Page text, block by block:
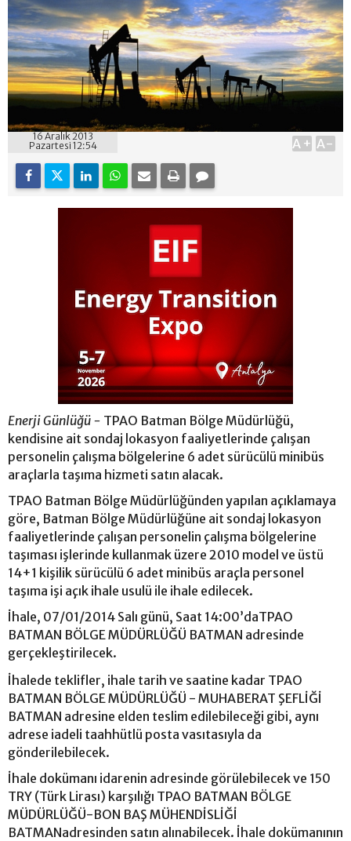
16 Aralık 2013
Pazartesi 12:54
A+ A-
Enerji Günlüğü - TPAO Batman Bölge Müdürlüğü,
kendisine ait sondaj lokasyon faaliyetlerinde çalışan
personelin çalışma bölgelerine 6 adet sürücülü minibüs
araçlarla taşıma hizmeti satın alacak.
TPAO Batman Bölge Müdürlüğünden yapılan açıklamaya
göre, Batman Bölge Müdürlüğüne ait sondaj lokasyon
faaliyetlerinde çalışan personelin çalışma bölgelerine
taşıması işlerinde kullanmak üzere 2010 model ve üstü
14+1 kişilik sürücülü 6 adet minibüs araçla personel
taşıma işi açık ihale usulü ile ihale edilecek.
İhale, 07/01/2014 Salı günü, Saat 14:00’daTPAO
BATMAN BÖLGE MÜDÜRLÜĞÜ BATMAN adresinde
gerçekleştirilecek.
İhalede teklifler, ihale tarih ve saatine kadar TPAO
BATMAN BÖLGE MÜDÜRLÜĞÜ - MUHABERAT ŞEFLİĞİ
BATMAN adresine elden teslim edilebileceği gibi, aynı
adrese iadeli taahhütlü posta vasıtasıyla da
gönderilebilecek.
İhale dokümanı idarenin adresinde görülebilecek ve 150
TRY (Türk Lirası) karşılığı TPAO BATMAN BÖLGE
MÜDÜRLÜĞÜ-BON BAŞ MÜHENDİSLİĞİ
BATMANadresinden satın alınabilecek. İhale dokümanının